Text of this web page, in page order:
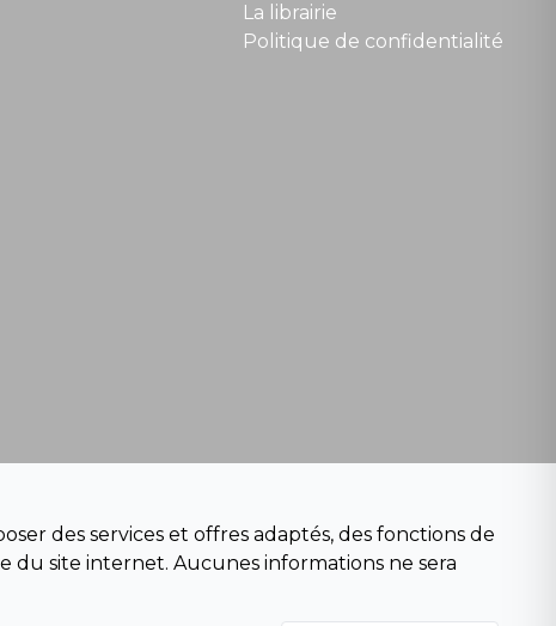
La librairie
Politique de confidentialité
des services et offres adaptés, des fonctions de
du site internet. Aucunes informations ne sera